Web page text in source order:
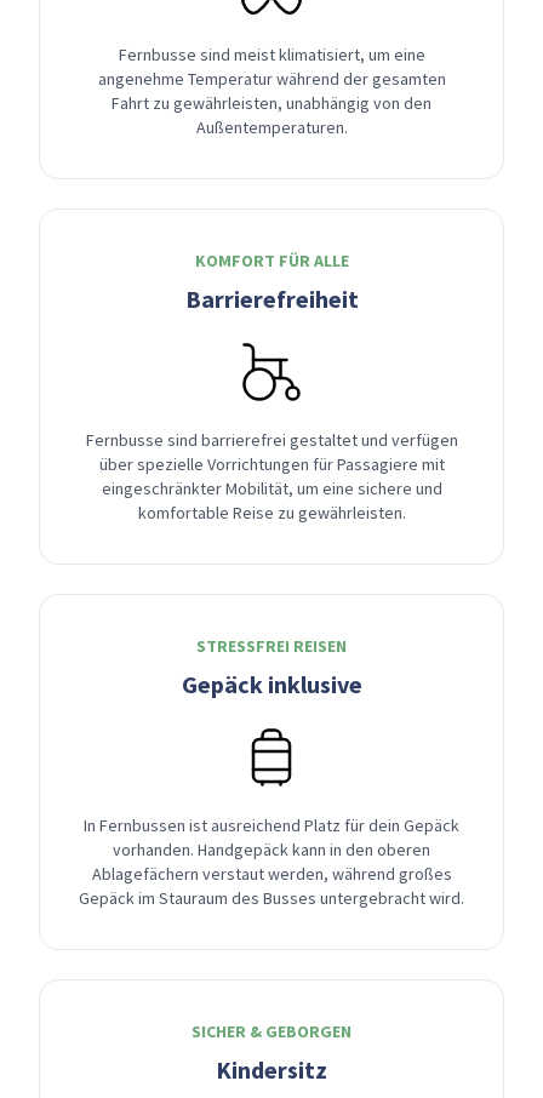
Fernbusse sind meist klimatisiert, um eine
angenehme Temperatur während der gesamten
Fahrt zu gewährleisten, unabhängig von den
Außentemperaturen.
KOMFORT FÜR ALLE
Barrierefreiheit
Fernbusse sind barrierefrei gestaltet und verfügen
über spezielle Vorrichtungen für Passagiere mit
eingeschränkter Mobilität, um eine sichere und
komfortable Reise zu gewährleisten.
STRESSFREI REISEN
Gepäck inklusive
In Fernbussen ist ausreichend Platz für dein Gepäck
vorhanden. Handgepäck kann in den oberen
Ablagefächern verstaut werden, während großes
Gepäck im Stauraum des Busses untergebracht wird.
SICHER & GEBORGEN
Kindersitz